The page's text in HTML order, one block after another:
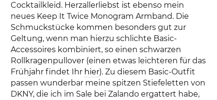
Cocktailkleid. Herzallerliebst ist ebenso mein
neues Keep It Twice Monogram Armband. Die
Schmuckstücke kommen besonders gut zur
Geltung, wenn man hierzu schlichte Basic-
Accessoires kombiniert, so einen schwarzen
Rollkragenpullover (einen etwas leichteren für das
Frühjahr findet Ihr hier). Zu diesem Basic-Outfit
passen wunderbar meine spitzen Stiefeletten von
DKNY, die ich im Sale bei Zalando ergattert habe,